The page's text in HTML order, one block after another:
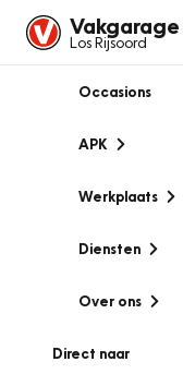
Vakgarage
Los Rijsoord
Occasions
APK
Werkplaats
Diensten
Over ons
Direct naar